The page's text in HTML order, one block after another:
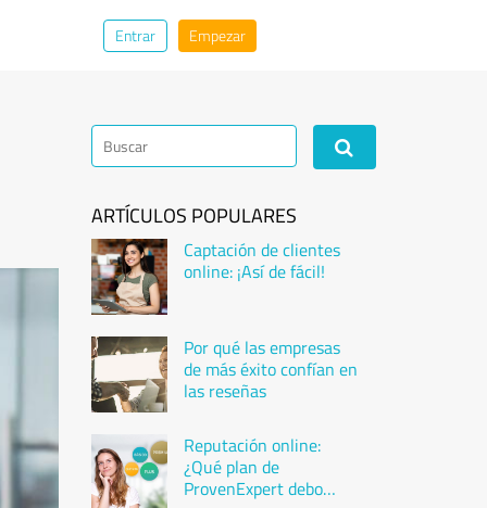
Entrar Empezar
ARTÍCULOS POPULARES
Captación de clientes
online: ¡Así de fácil!
Por qué las empresas
de más éxito confían en
las reseñas
Reputación online:
¿Qué plan de
ProvenExpert debo